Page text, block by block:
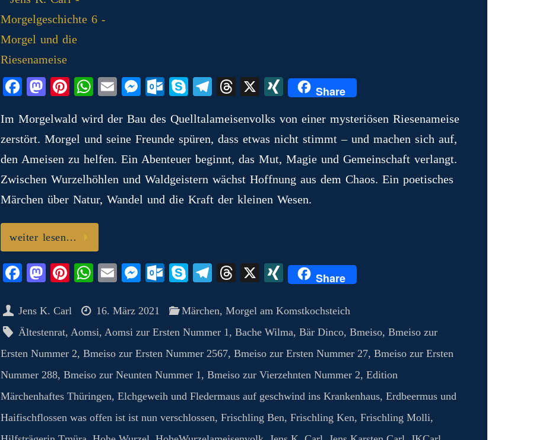
Fa
bo
ok
M
to
do
n
Pi
er
es
t
W
ts
A
pp
E
ail
M
se
ng
er
O
lo
ok
.c
o
m
S
pe
Te
gr
a
m
T
ea
ds
X
X
N
G
Share
Im Morgelwald wird der Bau des Quelltalameisenvolks von einer mysteriösen Riesenameise
zerstört. Morgel und seine Freunde spüren, dass etwas nicht stimmt – und machen sich auf,
den Ameisen zu helfen. Ein Abenteuer beginnt, das Mut, Magie und Gemeinschaft verlangt.
Zwischen Wurzelhöhlen und Waldgeistern wächst Hoffnung aus dem Chaos. Ein poetisches
Märchen über Natur, Wandel und die Kraft der kleinen Wesen.
weiter lesen…
Fa
bo
ok
M
to
do
n
Pi
er
es
t
W
ts
A
pp
E
ail
M
se
ng
er
O
lo
ok
.c
o
S
pe
Te
gr
a
m
T
ea
ds
X
X
N
G
Share
Jens K. Carl 16. März 2021 Märchen, Morgel am Komstkochsteich
Ältestenrat, Aomsi, Aomsi zur Ersten Nummer 1, Bache Wilma, Bär Dinco, Bmeiso, Bmeiso zur
Ersten Nummer 2, Bmeiso zur Ersten Nummer 2567, Bmeiso zur Ersten Nummer 27, Bmeiso zur Ersten
Nummer 288, Bmeiso zur Neunten Nummer 1, Bmeiso zur Vierzehnten Nummer 2, Edition
Märchenhaftes Thüringen, Elchgeweih und Fledermaus auf geschwind ins Krankenhaus, Erdbeermus und
Haifischflossen was offen ist ist nun verschlossen, Frischling Ben, Frischling Ken, Frischling Molli,